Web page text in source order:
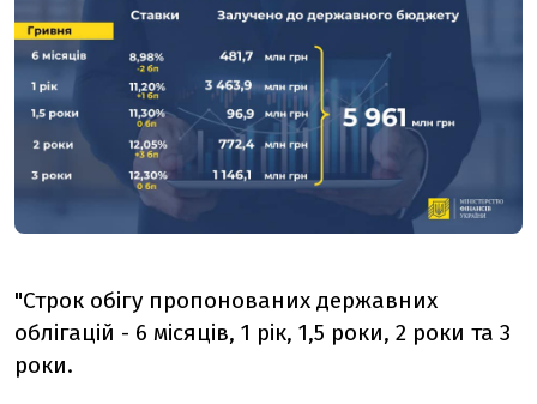
"Строк обігу пропонованих державних
облігацій - 6 місяців, 1 рік, 1,5 роки, 2 роки та 3
роки.